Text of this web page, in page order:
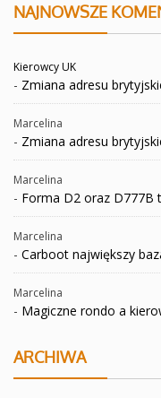
NAJNOWSZE
Kierowcy UK
- Zmiana adresu
Marcelina
- Zmiana adresu
Marcelina
- Forma D2 oraz D777B
Marcelina
- Carboot największy
Marcelina
- Magiczne rondo a
ARCHIWA